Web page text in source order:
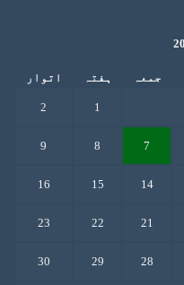
جمعہ ہفتہ اتوار
1
2
7
8
9
14
15
16
21
22
23
28
29
30